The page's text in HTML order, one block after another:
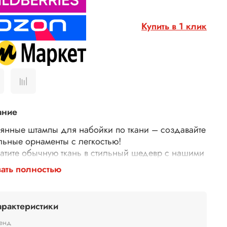
Купить в 1 клик
штампы для набойки по ткани – создавайте
орнаменты с легкостью!
обычную ткань в стильный шедевр с нашими
штампами для набойки! Идеально
для декора одежды, текстиля, сумок,
выбирают наши штампы?
– изготовлены из дерева.
оттиск – резные узоры и орнаменты гарантируют
полностью